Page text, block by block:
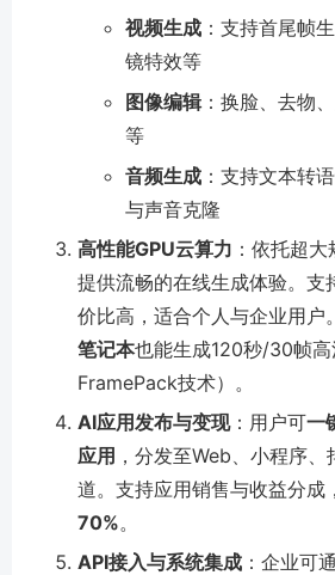
视频生成 ：支持首尾帧
镜特效等
图像编辑：换脸、去物
等
音频生成 ：支持文本转
与声音克隆
高性能GPU云算力 ：依托超
提供流畅的在线生成体验。支
价比高，适合个人与企业用户
笔记本也能生成120秒/30帧
FramePack技术）。
AI应用发布与变现：用户可一
应用 ，分发至Web、小程序
道。支持应用销售与收益分成，
70%。
API接入与系统集成 ：企业可